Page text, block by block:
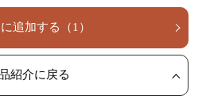
追加する （1 ）
紹介に戻る